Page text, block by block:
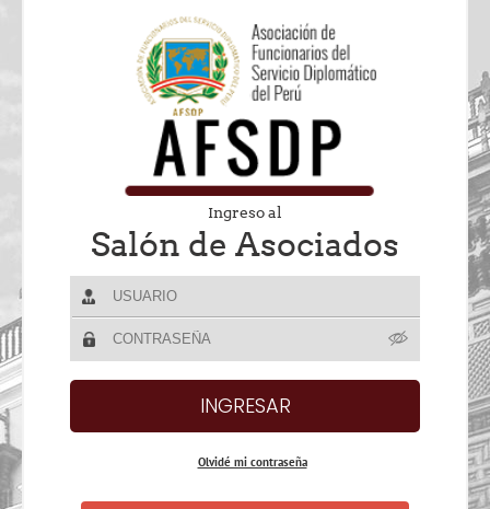
Ingreso al
Salón de Asociados
Olvidé mi contraseña